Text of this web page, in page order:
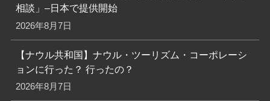
相談」–日本で提供開始
2026年8月7日
【ナウル共和国】ナウル・ツーリズム・コーポレーシ
ョンに行った？ 行ったの？
2026年8月7日